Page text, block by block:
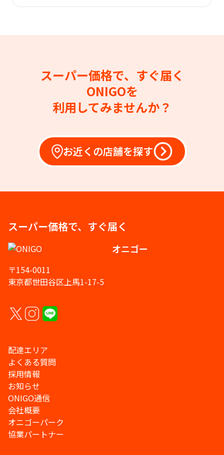
スーパー価格で、すぐ届く
ONIGOを
利用してみませんか？
お近くの店舗を探す
スーパー価格で、すぐ届く
オニゴー
〒154-0011
東京都世田谷区上馬1-17-5
配達エリア
よくある質問
採用情報
お知らせ
ONIGO通信
会社概要
オニゴーパーク
協業パートナー